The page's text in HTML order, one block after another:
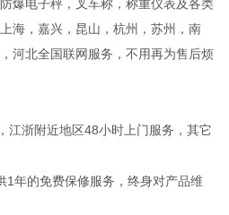
爆电子秤，叉车称，称重仪表及各类
海，嘉兴，昆山，杭州，苏州，南
河北全国联网服务，不用再为售后烦
江浙附近地区48小时上门服务，其它
1年的免费保修服务，终身对产品维